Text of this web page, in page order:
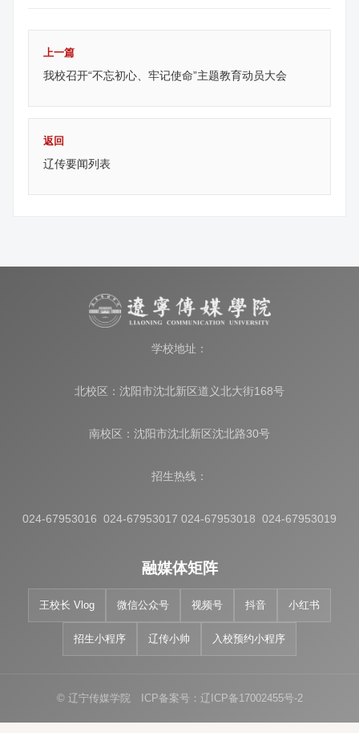
上一篇
我校召开“不忘初心、牢记使命”主题教育动员大会
返回
辽传要闻列表
学校地址：
北校区：沈阳市沈北新区道义北大街168号
南校区：沈阳市沈北新区沈北路30号
招生热线：
024-67953016 024-67953017 024-67953018 024-67953019
融媒体矩阵
王校长 Vlog 微信公众号 视频号 抖音 小红书
招生小程序 辽传小帅 入校预约小程序
© 辽宁传媒学院 ICP备案号：辽ICP备17002455号-2